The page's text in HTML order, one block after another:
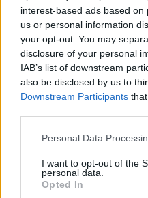
interest-based ads based
us or personal information
your opt-out. You may
disclosure of your personal
IAB’s list of downstream
also be disclosed by us to
Downstream Participants
Please note that this
not limited to your visit or
grant or deny consent to
use your data for below
Personal Data
I want to opt-out of the
personal data.
Opted In
Meteo Olbia 7
protagonisti
Test tunnel
fine agosto
Aggius